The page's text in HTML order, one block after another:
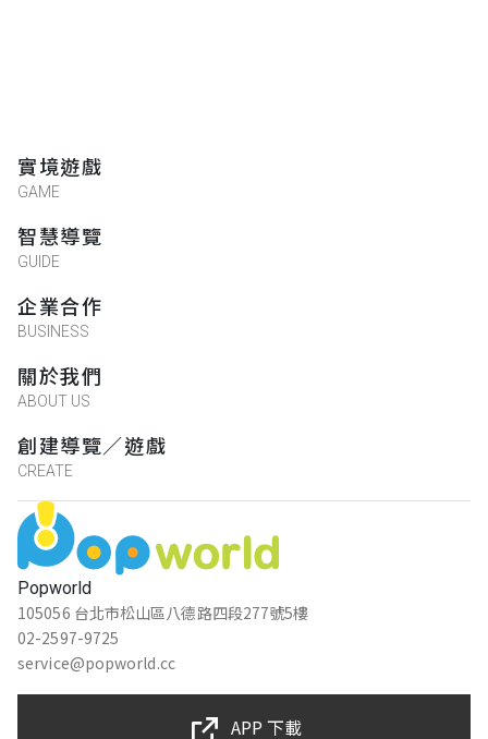
Popworld
105056 台北市松山區八德路四段277號5樓
02-2597-9725
service@popworld.cc
實境遊戲
GAME
智慧導覽
GUIDE
企業合作
BUSINESS
關於我們
ABOUT US
創建導覽／遊戲
CREATE
APP 下載